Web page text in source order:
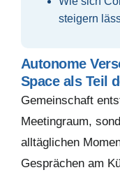
steigern
Autonome
Space als Teil
Gemeinschaft
Meetingraum,
alltäglichen
Gesprächen am